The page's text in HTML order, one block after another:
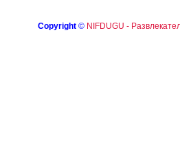
Copyright © NIFDUGU -